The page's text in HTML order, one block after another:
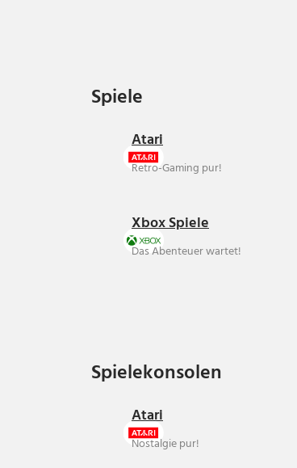
Spiele
Atari
Retro-Gaming pur!
Xbox Spiele
Das Abenteuer wartet!
Spielekonsolen
Atari
Nostalgie pur!